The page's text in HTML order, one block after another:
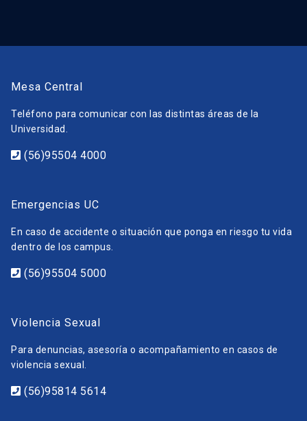
Mesa Central
Teléfono para comunicar con las distintas áreas de la
Universidad.
(56)95504 4000
Emergencias UC
En caso de accidente o situación que ponga en riesgo tu vida
dentro de los campus.
(56)95504 5000
Violencia Sexual
Para denuncias, asesoría o acompañamiento en casos de
violencia sexual.
(56)95814 5614